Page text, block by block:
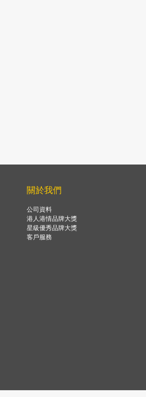
關於我們
公司資料
港人港情品牌大獎
星級優秀品牌大獎
客戶服務